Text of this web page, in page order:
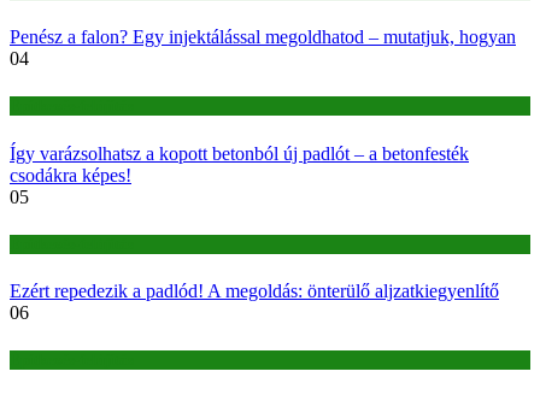
Penész a falon? Egy injektálással megoldhatod – mutatjuk, hogyan
04
Így varázsolhatsz a kopott betonból új padlót – a betonfesték
csodákra képes!
05
Ezért repedezik a padlód! A megoldás: önterülő aljzatkiegyenlítő
06